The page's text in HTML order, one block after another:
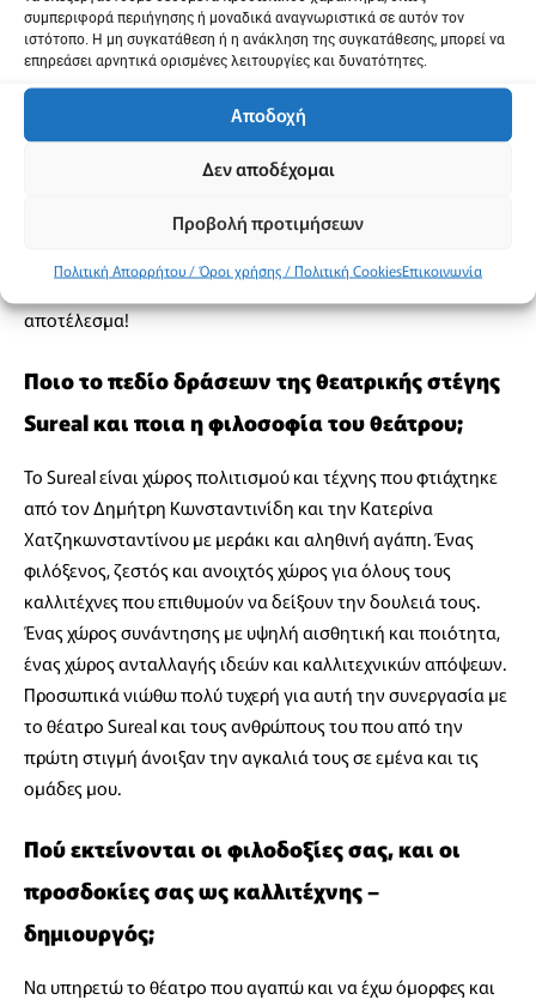
συμπεριφορά περιήγησης ή μοναδικά αναγνωριστικά σε αυτόν τον
ιστότοπο. Η μη συγκατάθεση ή η ανάκληση της συγκατάθεσης, μπορεί να
επηρεάσει αρνητικά ορισμένες λειτουργίες και δυνατότητες.
Αποδοχή
Δεν αποδέχομαι
Προβολή προτιμήσεων
Πολιτική Απορρήτου / Όροι χρήσης / Πολιτική CookiesΕπικοινωνία
δημιουργία ενός έργου. Σε μία κοινωνία που βρίθει από
σκληρούς και άτεγκτους ανθρώπους με κλειδωμένα
συναισθήματα, οι καλλιτέχνες με όπλα: το πάθος, τον έρωτα,
την τρυφερότητα προσπαθούν μέσα από τα έργα τους να
μετουσιώσουν την ασχήμια σε ομορφιά. Σαφώς δεν είναι μία
εύκολη διαδικασία ακόμα και για εμάς τους ανθρώπους του
δημιουργούμε να κατανοήσουμε το ανοίκειο,
ιδέες για να οδηγηθούμε σε μία αγάπη, σε ένα καλλιτεχνικό
αποτέλεσμα!
Ποιο το πεδίο δράσεων της θεατρικής στέγης
Sureal και ποια η φιλοσοφία του θεάτρου;
Το Sureal είναι χώρος πολιτισμού και τέχνης που φτιάχτηκε
από τον Δημήτρη Κωνσταντινίδη και την Κατερίνα
Χατζηκωνσταντίνου με μεράκι και αληθινή αγάπη. Ένας
φιλόξενος, ζεστός και ανοιχτός χώρος για όλους τους
καλλιτέχνες που επιθυμούν να δείξουν την δουλειά τους.
Ένας χώρος συνάντησης με υψηλή αισθητική και ποιότητα,
ένας χώρος ανταλλαγής ιδεών και καλλιτεχνικών απόψεων.
Προσωπικά νιώθω πολύ τυχερή για αυτή την συνεργασία με
το θέατρο Sureal και τους ανθρώπους του που από την
πρώτη στιγμή άνοιξαν την αγκαλιά τους σε εμένα και τις
ομάδες μου.
Πού εκτείνονται οι φιλοδοξίες σας, και οι
προσδοκίες σας ως καλλιτέχνης –
δημιουργός;
Να υπηρετώ το θέατρο που αγαπώ και να έχω όμορφες και